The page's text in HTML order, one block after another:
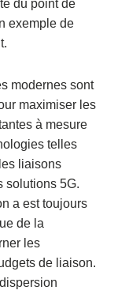
du point de
exemple de
modernes sont
maximiser les
à mesure
telles
liaisons
solutions 5G.
a est toujours
de la
les
de liaison.